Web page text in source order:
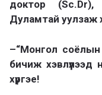
доктор
Дуламтай уулзаж
–“Монгол соёлын
бичиж
хүргэе!